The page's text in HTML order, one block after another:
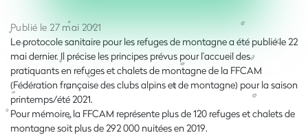
Publié le 27 mai 2021
Le protocole sanitaire pour les refuges de montagne a été publié le 22
mai dernier. Il précise les principes prévus pour l’accueil des
pratiquants en refuges et chalets de montagne de la FFCAM
(Fédération française des clubs alpins et de montagne) pour la saison
printemps/été 2021.
Pour mémoire, la FFCAM représente plus de 120 refuges et chalets de
montagne soit plus de 292 000 nuitées en 2019.